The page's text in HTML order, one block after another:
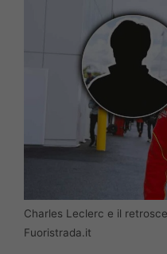
Charles Leclerc e il
Fuoristrada.it